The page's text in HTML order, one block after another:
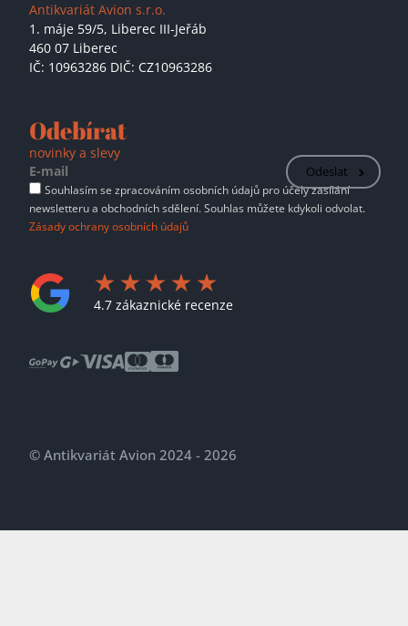
Antikvariát Avion s.r.o.
1. máje 59/5, Liberec III-Jeřáb
460 07 Liberec
IČ: 10963286 DIČ: CZ10963286
Odebírat
novinky a slevy
Odeslat
Souhlasím se zpracováním osobních údajů pro účely zasílání
newsletteru a obchodních sdělení. Souhlas můžete kdykoli odvolat.
Zásady ochrany osobních údajů
4.7 zákaznické recenze
© Antikvariát Avion 2024 - 2026